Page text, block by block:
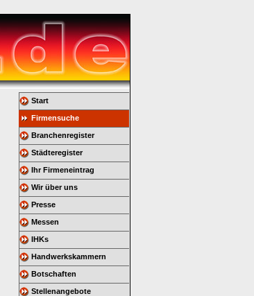
Start
Firmensuche
Branchenregister
Städteregister
Ihr Firmeneintrag
Wir über uns
Presse
Messen
IHKs
Handwerkskammern
Botschaften
Stellenangebote